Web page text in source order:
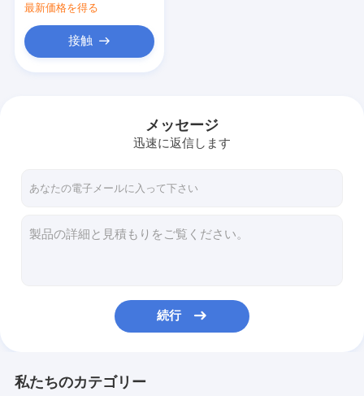
最新価格を得る
接触
メッセージ
迅速に返信します
続行
私たちのカテゴリー